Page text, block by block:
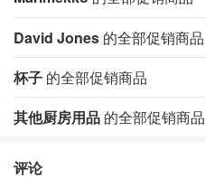
David Jones 的全部促销商品
杯子 的全部促销商品
其他厨房用品 的全部促销商品
评论